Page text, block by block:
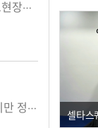
의대 입학정원 증원과 관련된 의정(醫政) 갈등이 고조되는 가운데 전공의 사퇴 등 의사 집단행동으로 인한 의료현장의 공백이 예상되는 가운데 정부 비상진료대책이 가동되고 의사진료 대체방안으로 PA...
요즘 각급 약사회 정기총회가 한창이다. 새해 사업계획과 예산안을 심의하고 확정하는 게 가장 주요한 사안이지만 정총을 통해 확인된 일선 약사들의 고충과 불만도 적지 않다. 특히 지난 한 해 동안 내내 끊이지...